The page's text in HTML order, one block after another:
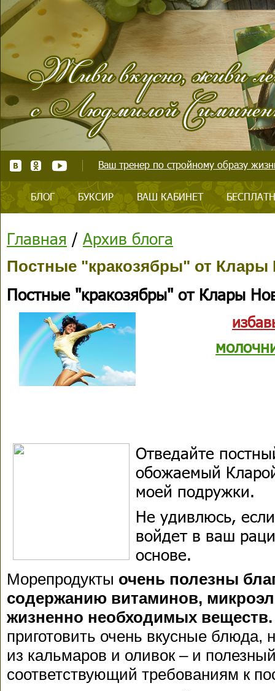
Ваш тренер по стройному образу
БЛОГ БУКСИР ВАШ КАБИНЕТ
Главная / Архив блога
Постные "кракозябры" от Клары
Постные "кракозябры" от Клары
Отведайте
обожаемый
моей подружки.
Не удивлюсь,
войдет в ваш
основе.
Морепродукты очень полезны
содержанию витаминов,
жизненно необходимых веществ.
приготовить очень вкусные блюда,
из кальмаров и оливок – и
соответствующий требованиям к